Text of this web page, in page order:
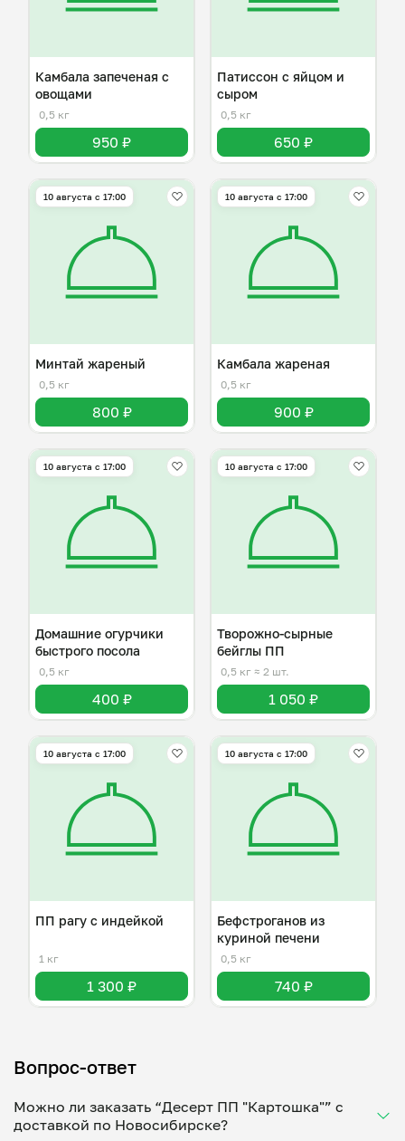
Камбала запеченая с
овощами
0,5 кг
950 ₽
Патиссон с яйцом и
сыром
0,5 кг
650 ₽
10 августа с 17:00
Минтай жареный
0,5 кг
800 ₽
10 августа с 17:00
Камбала жареная
0,5 кг
900 ₽
10 августа с 17:00
Домашние огурчики
быстрого посола
0,5 кг
400 ₽
10 августа с 17:00
Творожно-сырные
бейглы ПП
0,5 кг ≈ 2 шт.
1 050 ₽
10 августа с 17:00
ПП рагу с индейкой
1 кг
1 300 ₽
10 августа с 17:00
Бефстроганов из
куриной печени
0,5 кг
740 ₽
Вопрос-ответ
Можно ли заказать “Десерт ПП "Картошка"” с
доставкой по Новосибирске?